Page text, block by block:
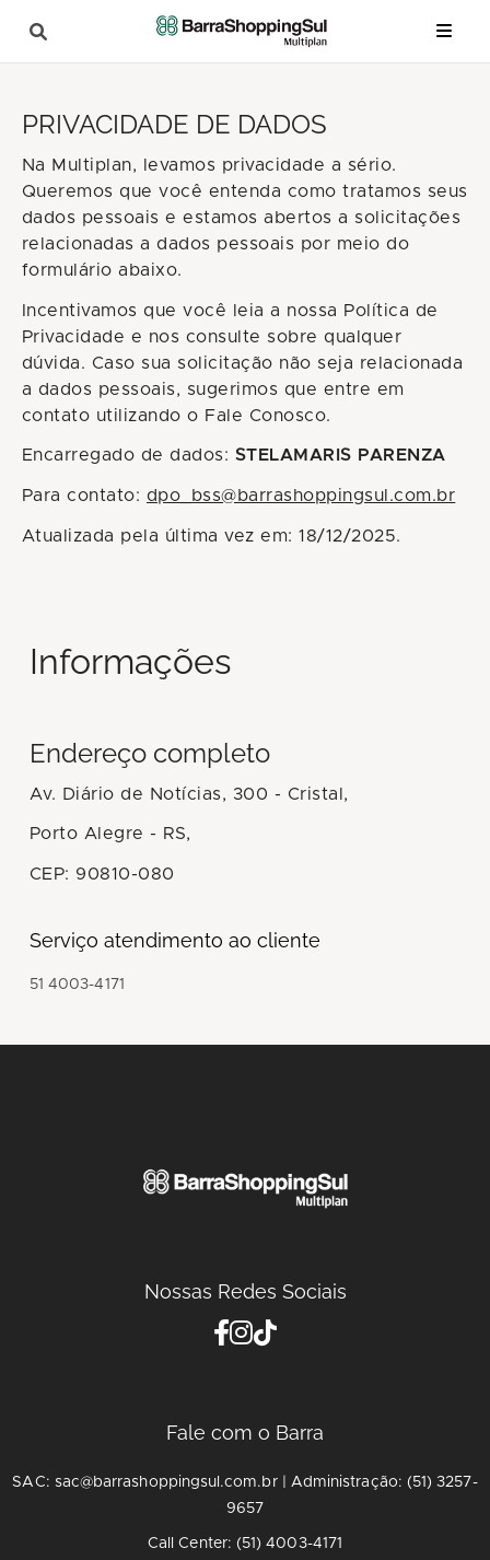
PRIVACIDADE DE DADOS
Na Multiplan, levamos privacidade a sério.
Queremos que você entenda como tratamos seus
dados pessoais e estamos abertos a solicitações
relacionadas a dados pessoais por meio do
formulário abaixo.
Incentivamos que você leia a nossa Política de
Privacidade e nos consulte sobre qualquer
dúvida. Caso sua solicitação não seja relacionada
a dados pessoais, sugerimos que entre em
contato utilizando o Fale Conosco.
Encarregado de dados: STELAMARIS PARENZA
Para contato: dpo_bss@barrashoppingsul.com.br
Atualizada pela última vez em: 18/12/2025.
Informações
Endereço completo
Av. Diário de Notícias, 300 - Cristal,
Porto Alegre - RS,
CEP: 90810-080
Serviço atendimento ao cliente
51 4003-4171
Nossas Redes Sociais
Fale com o Barra
SAC: sac@barrashoppingsul.com.br | Administração: (51) 3257-
9657
Call Center: (51) 4003-4171